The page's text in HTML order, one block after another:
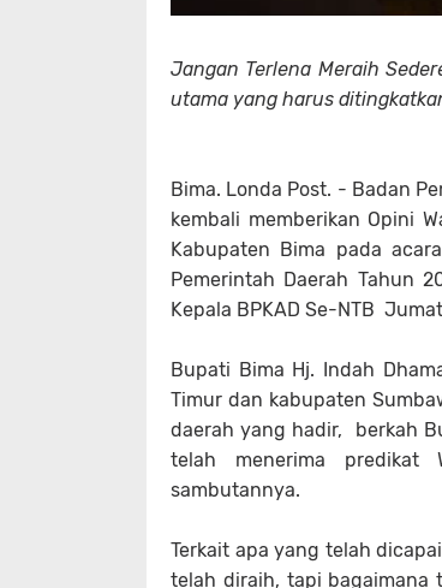
Jangan Terlena Meraih
utama yang harus
Bima. Londa Post. - Badan
kembali memberikan Opini
Kabupaten Bima pada
Pemerintah Daerah Tahun
Kepala BPKAD Se-NTB
Bupati Bima Hj. Indah
Timur dan kabupaten
daerah yang hadir, berkah
telah menerima predikat
sambutannya.
Terkait apa yang telah
telah diraih, tapi bagaimana